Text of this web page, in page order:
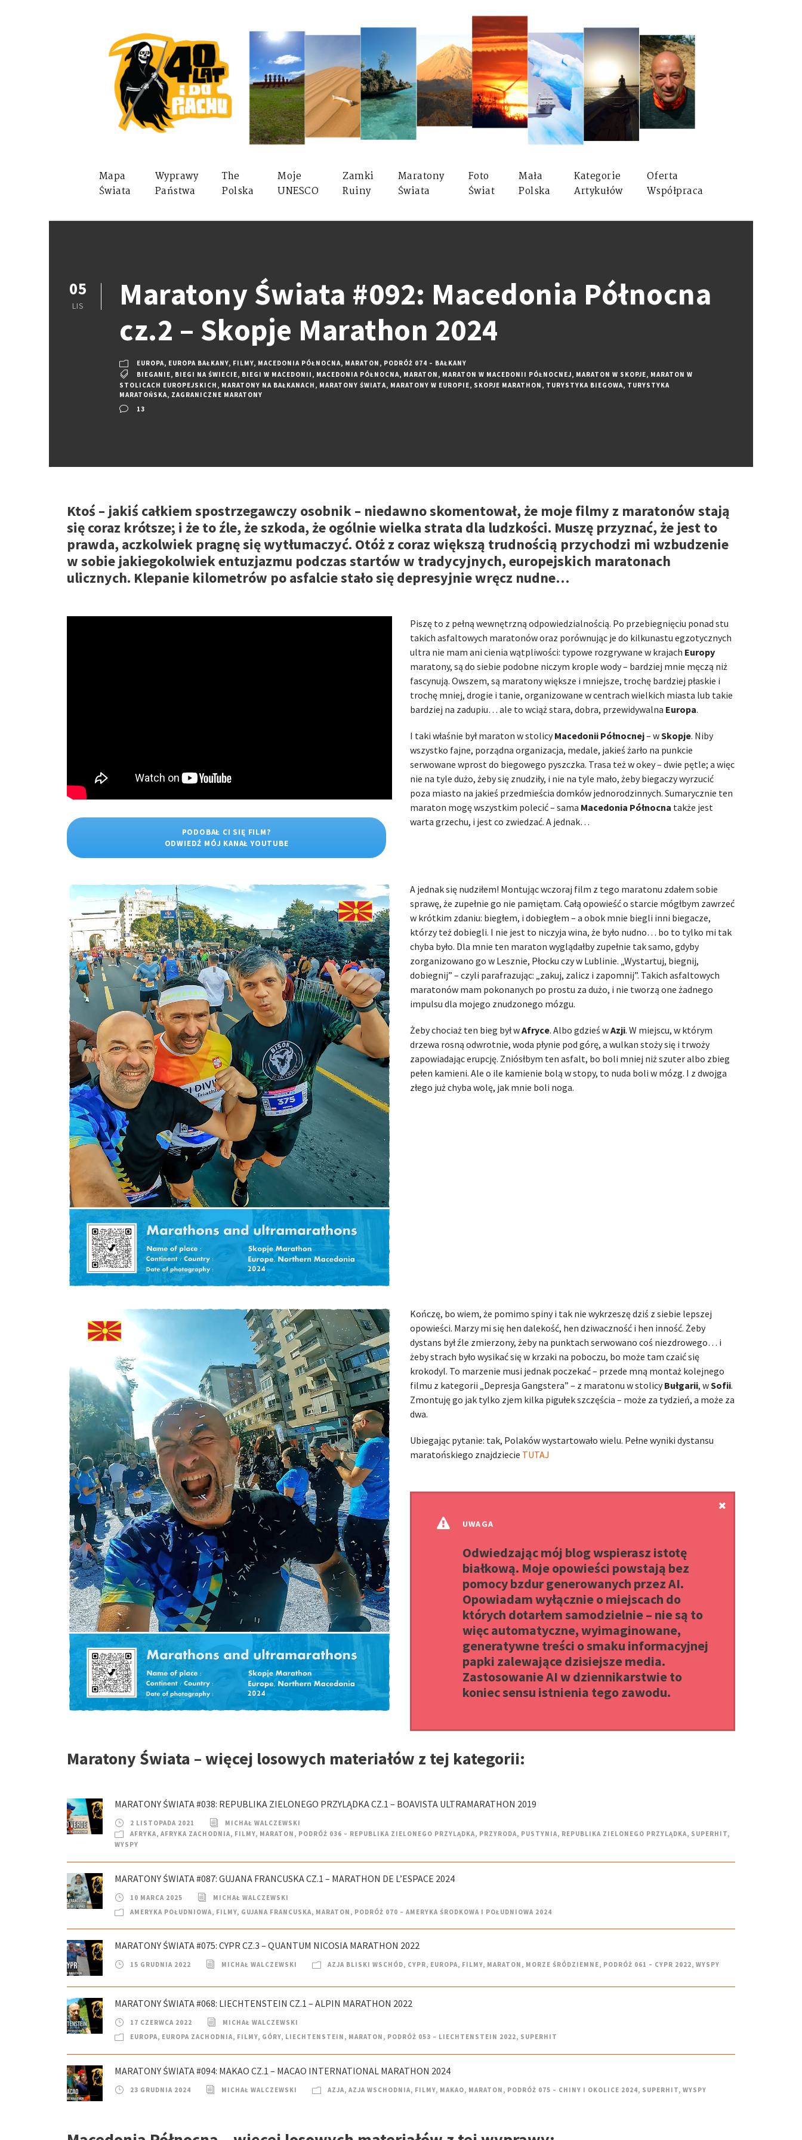
Mapa
Świata
Wyprawy
Państwa
The
Polska
Moje
UNESCO
Zamki
Ruiny
Maratony
Świata
Foto
Świat
Mała
Polska
Kategorie
Artykułów
Oferta
Współpraca
05
LIS
Maratony Świata #092: Macedonia Północna
cz.2 – Skopje Marathon 2024
EUROPA, EUROPA BAŁKANY, FILMY, MACEDONIA PÓŁNOCNA, MARATON , PODRÓŻ 074 – BAŁKANY
BIEGANIE, BIEGI NA ŚWIECIE, BIEGI W MACEDONII , MACEDONIA PÓŁNOCNA, MARATON , MARATON W MACEDONII PÓŁNOCNEJ, MARATON W SKOPJE, MARATON W
STOLICACH EUROPEJSKICH , MARATONY NA BAŁKANACH , MARATONY ŚWIATA, MARATONY W EUROPIE, SKOPJE MARATHON , TURYSTYKA BIEGOWA, TURYSTYKA
MARATOŃSKA, ZAGRANICZNE MARATONY
13
Ktoś – jakiś całkiem spostrzegawczy osobnik – niedawno skomentował, że moje filmy z maratonów stają
się coraz krótsze; i że to źle, że szkoda, że ogólnie wielka strata dla ludzkości. Muszę przyznać, że jest to
prawda, aczkolwiek pragnę się wytłumaczyć. Otóż z coraz większą trudnością przychodzi mi wzbudzenie
w sobie jakiegokolwiek entuzjazmu podczas startów w tradycyjnych, europejskich maratonach
ulicznych. Klepanie kilometrów po asfalcie stało się depresyjnie wręcz nudne…
PODOBAŁ CI SIĘ FILM?
ODWIEDŹ MÓJ KANAŁ YOUTUBE
Piszę to z pełną wewnętrzną odpowiedzialnością. Po przebiegnięciu ponad stu
takich asfaltowych maratonów oraz porównując je do kilkunastu egzotycznych
ultra nie mam ani cienia wątpliwości: typowe rozgrywane w krajach Europy
maratony, są do siebie podobne niczym krople wody – bardziej mnie męczą niż
fascynują. Owszem, są maratony większe i mniejsze, trochę bardziej płaskie i
trochę mniej, drogie i tanie, organizowane w centrach wielkich miasta lub takie
bardziej na zadupiu… ale to wciąż stara, dobra, przewidywalna Europa.
I taki właśnie był maraton w stolicyMacedonii Północnej– wSkopje. Niby
wszystko fajne, porządna organizacja, medale, jakieś żarło na punkcie
serwowane wprost do biegowego pyszczka. Trasa też w okey – dwie pętle; a więc
nie na tyle dużo, żeby się znudziły, i nie na tyle mało, żeby biegaczy wyrzucić
poza miasto na jakieś przedmieścia domków jednorodzinnych. Sumarycznie ten
maraton mogę wszystkim polecić – sama Macedonia Północna także jest
warta grzechu, i jest co zwiedzać. A jednak…
A jednak się nudziłem! Montując wczoraj film z tego maratonu zdałem sobie
sprawę, że zupełnie go nie pamiętam. Całą opowieść o starcie mógłbym zawrzeć
w krótkim zdaniu: biegłem, i dobiegłem – a obok mnie biegli inni biegacze,
którzy też dobiegli. I nie jest to niczyja wina, że było nudno… bo to tylko mi tak
chyba było. Dla mnie ten maraton wyglądałby zupełnie tak samo, gdyby
zorganizowano go w Lesznie, Płocku czy w Lublinie. „Wystartuj, biegnij,
dobiegnij” – czyli parafrazując: „zakuj, zalicz i zapomnij”. Takich asfaltowych
maratonów mam pokonanych po prostu za dużo, i nie tworzą one żadnego
impulsu dla mojego znudzonego mózgu.
Żeby chociaż ten bieg był wAfryce. Albo gdzieś wAzji. W miejscu, w którym
drzewa rosną odwrotnie, woda płynie pod górę, a wulkan stoży się i trwoży
zapowiadając erupcję. Zniósłbym ten asfalt, bo boli mniej niż szuter albo zbieg
pełen kamieni. Ale o ile kamienie bolą w stopy, to nuda boli w mózg. I z dwojga
złego już chyba wolę, jak mnie boli noga.
Kończę, bo wiem, że pomimo spiny i tak nie wykrzeszę dziś z siebie lepszej
opowieści. Marzy mi się hen dalekość, hen dziwaczność i hen inność. Żeby
dystans był źle zmierzony, żeby na punktach serwowano coś niezdrowego… i
żeby strach było wysikać się w krzaki na poboczu, bo może tam czaić się
krokodyl. To marzenie musi jednak poczekać – przede mną montaż kolejnego
filmu z kategorii „Depresja Gangstera” – z maratonu w stolicyBułgarii, wSofii.
Zmontuję go jak tylko zjem kilka pigułek szczęścia – może za tydzień, a może za
dwa.
Ubiegając pytanie: tak, Polaków wystartowało wielu. Pełne wyniki dystansu
maratońskiego znajdziecie TUTAJ
UWAGA
Odwiedzając mój blog wspierasz istotę
białkową. Moje opowieści powstają bez
pomocy bzdur generowanych przez AI.
Opowiadam wyłącznie o miejscach do
których dotarłem samodzielnie – nie są to
więc automatyczne, wyimaginowane,
generatywne treści o smaku informacyjnej
papki zalewające dzisiejsze media.
Zastosowanie AI w dziennikarstwie to
koniec sensu istnienia tego zawodu.
Maratony Świata – więcej losowych materiałów z tej kategorii:
MARATONY ŚWIATA #038: REPUBLIKA ZIELONEGO PRZYLĄDKA CZ.1 – BOAVISTA ULTRAMARATHON 2019
2 LISTOPADA 2021
MICHAŁ WALCZEWSKI
AFRYKA, AFRYKA ZACHODNIA, FILMY, MARATON , PODRÓŻ 036 – REPUBLIKA ZIELONEGO PRZYLĄDKA, PRZYRODA, PUSTYNIA, REPUBLIKA ZIELONEGO PRZYLĄDKA, SUPERHIT,
WYSPY
MARATONY ŚWIATA #087: GUJANA FRANCUSKA CZ.1 – MARATHON DE L’ESPACE 2024
10 MARCA 2025
MICHAŁ WALCZEWSKI
AMERYKA POŁUDNIOWA, FILMY, GUJANA FRANCUSKA, MARATON , PODRÓŻ 070 – AMERYKA ŚRODKOWA I POŁUDNIOWA 2024
MARATONY ŚWIATA #075: CYPR CZ.3 – QUANTUM NICOSIA MARATHON 2022
15 GRUDNIA 2022 MICHAŁ WALCZEWSKI AZJA BLISKI WSCHÓD, CYPR, EUROPA, FILMY, MARATON , MORZE ŚRÓDZIEMNE, PODRÓŻ 061 – CYPR 2022, WYSPY
MARATONY ŚWIATA #068: LIECHTENSTEIN CZ.1 – ALPIN MARATHON 2022
17 CZERWCA 2022
MICHAŁ WALCZEWSKI
EUROPA, EUROPA ZACHODNIA, FILMY, GÓRY, LIECHTENSTEIN , MARATON , PODRÓŻ 053 – LIECHTENSTEIN 2022, SUPERHIT
MARATONY ŚWIATA #094: MAKAO CZ.1 – MACAO INTERNATIONAL MARATHON 2024
23 GRUDNIA 2024 MICHAŁ WALCZEWSKI AZJA, AZJA WSCHODNIA, FILMY, MAKAO, MARATON , PODRÓŻ 075 – CHINY I OKOLICE 2024, SUPERHIT, WYSPY